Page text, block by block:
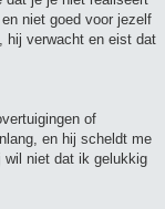
niet goed voor jezelf
hij verwacht en eist dat
of
en hij scheldt me
wil niet dat ik gelukkig